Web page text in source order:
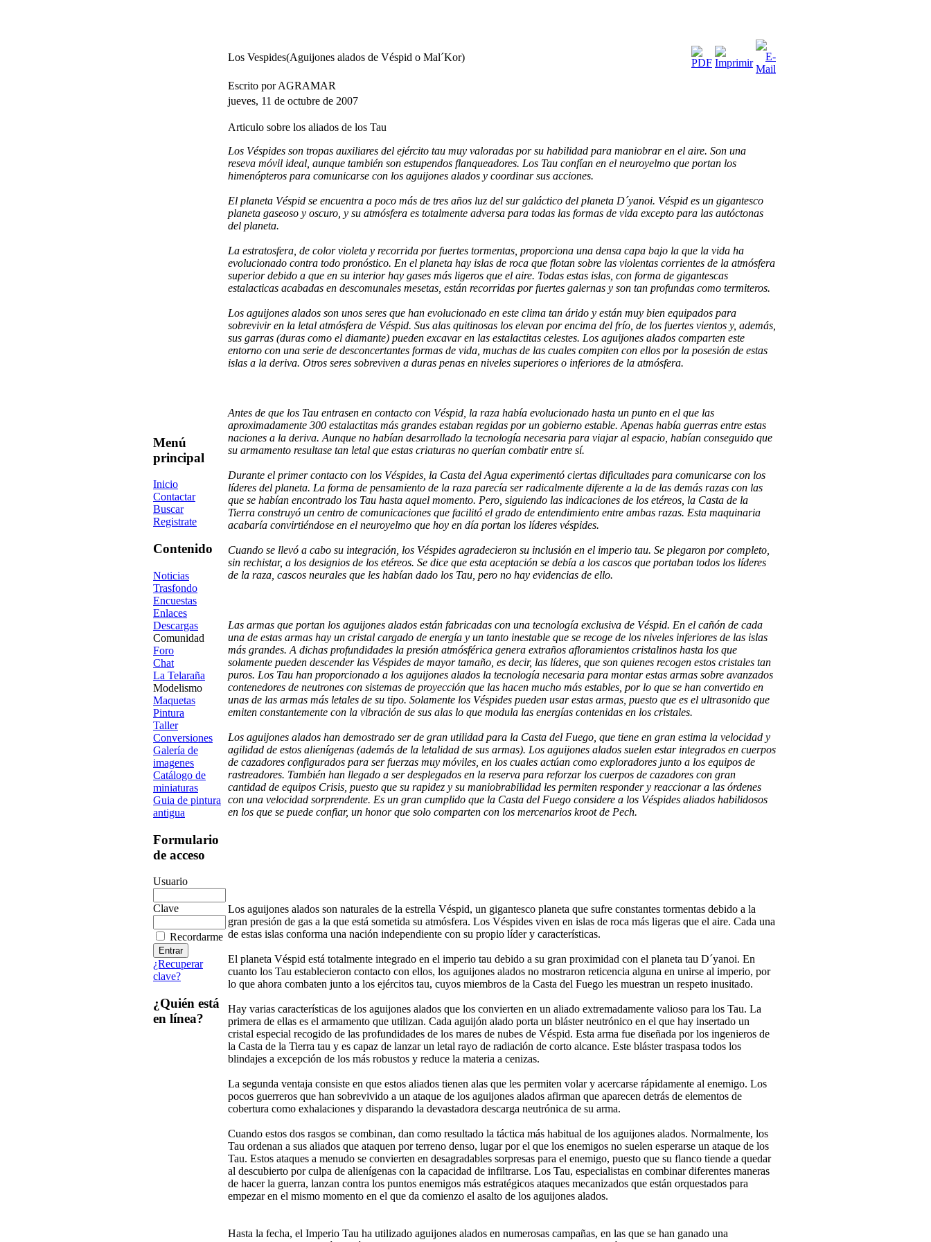
Menú
principal
Inicio
Contactar
Buscar
Registrate
Contenido
Noticias
Trasfondo
Encuestas
Enlaces
Descargas
Comunidad
Foro
Chat
La Telaraña
Modelismo
Maquetas
Pintura
Taller
Conversiones
Galería de
imagenes
Catálogo de
miniaturas
Guia de pintura
antigua
Formulario
de acceso
Usuario
Clave
Recordarme
¿Recuperar
clave?
¿Quién está
en línea?
Los Vespides(Aguijones alados de Véspid o Mal´Kor)
Escrito por AGRAMAR
jueves, 11 de octubre de 2007
Articulo sobre los aliados de los Tau
Los Véspides son tropas auxiliares del ejército tau muy valoradas por su habilidad para maniobrar en el aire. Son una
reseva móvil ideal, aunque también son estupendos flanqueadores. Los Tau confían en el neuroyelmo que portan los
himenópteros para comunicarse con los aguijones alados y coordinar sus acciones.
El planeta Véspid se encuentra a poco más de tres años luz del sur galáctico del planeta D´yanoi. Véspid es un gigantesco
planeta gaseoso y oscuro, y su atmósfera es totalmente adversa para todas las formas de vida excepto para las autóctonas
del planeta.
La estratosfera, de color violeta y recorrida por fuertes tormentas, proporciona una densa capa bajo la que la vida ha
evolucionado contra todo pronóstico. En el planeta hay islas de roca que flotan sobre las violentas corrientes de la atmósfera
superior debido a que en su interior hay gases más ligeros que el aire. Todas estas islas, con forma de gigantescas
estalacticas acabadas en descomunales mesetas, están recorridas por fuertes galernas y son tan profundas como termiteros.
Los aguijones alados son unos seres que han evolucionado en este clima tan árido y están muy bien equipados para
sobrevivir en la letal atmósfera de Véspid. Sus alas quitinosas los elevan por encima del frío, de los fuertes vientos y, además,
sus garras (duras como el diamante) pueden excavar en las estalactitas celestes. Los aguijones alados comparten este
entorno con una serie de desconcertantes formas de vida, muchas de las cuales compiten con ellos por la posesión de estas
islas a la deriva. Otros seres sobreviven a duras penas en niveles superiores o inferiores de la atmósfera.
Antes de que los Tau entrasen en contacto con Véspid, la raza había evolucionado hasta un punto en el que las
aproximadamente 300 estalactitas más grandes estaban regidas por un gobierno estable. Apenas había guerras entre estas
naciones a la deriva. Aunque no habían desarrollado la tecnología necesaria para viajar al espacio, habían conseguido que
su armamento resultase tan letal que estas criaturas no querían combatir entre sí.
Durante el primer contacto con los Véspides, la Casta del Agua experimentó ciertas dificultades para comunicarse con los
líderes del planeta. La forma de pensamiento de la raza parecía ser radicalmente diferente a la de las demás razas con las
que se habían encontrado los Tau hasta aquel momento. Pero, siguiendo las indicaciones de los etéreos, la Casta de la
Tierra construyó un centro de comunicaciones que facilitó el grado de entendimiento entre ambas razas. Esta maquinaria
acabaría convirtiéndose en el neuroyelmo que hoy en día portan los líderes véspides.
Cuando se llevó a cabo su integración, los Véspides agradecieron su inclusión en el imperio tau. Se plegaron por completo,
sin rechistar, a los designios de los etéreos. Se dice que esta aceptación se debía a los cascos que portaban todos los líderes
de la raza, cascos neurales que les habían dado los Tau, pero no hay evidencias de ello.
Las armas que portan los aguijones alados están fabricadas con una tecnología exclusiva de Véspid. En el cañón de cada
una de estas armas hay un cristal cargado de energía y un tanto inestable que se recoge de los niveles inferiores de las islas
más grandes. A dichas profundidades la presión atmósférica genera extraños afloramientos cristalinos hasta los que
solamente pueden descender las Véspides de mayor tamaño, es decir, las líderes, que son quienes recogen estos cristales tan
puros. Los Tau han proporcionado a los aguijones alados la tecnología necesaria para montar estas armas sobre avanzados
contenedores de neutrones con sistemas de proyección que las hacen mucho más estables, por lo que se han convertido en
unas de las armas más letales de su tipo. Solamente los Véspides pueden usar estas armas, puesto que es el ultrasonido que
emiten constantemente con la vibración de sus alas lo que modula las energías contenidas en los cristales.
Los aguijones alados han demostrado ser de gran utilidad para la Casta del Fuego, que tiene en gran estima la velocidad y
agilidad de estos alienígenas (además de la letalidad de sus armas). Los aguijones alados suelen estar integrados en cuerpos
de cazadores configurados para ser fuerzas muy móviles, en los cuales actúan como exploradores junto a los equipos de
rastreadores. También han llegado a ser desplegados en la reserva para reforzar los cuerpos de cazadores con gran
cantidad de equipos Crisis, puesto que su rapidez y su maniobrabilidad les permiten responder y reaccionar a las órdenes
con una velocidad sorprendente. Es un gran cumplido que la Casta del Fuego considere a los Véspides aliados habilidosos
en los que se puede confiar, un honor que solo comparten con los mercenarios kroot de Pech.
Los aguijones alados son naturales de la estrella Véspid, un gigantesco planeta que sufre constantes tormentas debido a la
gran presión de gas a la que está sometida su atmósfera. Los Véspides viven en islas de roca más ligeras que el aire. Cada una
de estas islas conforma una nación independiente con su propio líder y características.
El planeta Véspid está totalmente integrado en el imperio tau debido a su gran proximidad con el planeta tau D´yanoi. En
cuanto los Tau establecieron contacto con ellos, los aguijones alados no mostraron reticencia alguna en unirse al imperio, por
lo que ahora combaten junto a los ejércitos tau, cuyos miembros de la Casta del Fuego les muestran un respeto inusitado.
Hay varias características de los aguijones alados que los convierten en un aliado extremadamente valioso para los Tau. La
primera de ellas es el armamento que utilizan. Cada aguijón alado porta un bláster neutrónico en el que hay insertado un
cristal especial recogido de las profundidades de los mares de nubes de Véspid. Esta arma fue diseñada por los ingenieros de
la Casta de la Tierra tau y es capaz de lanzar un letal rayo de radiación de corto alcance. Este bláster traspasa todos los
blindajes a excepción de los más robustos y reduce la materia a cenizas.
La segunda ventaja consiste en que estos aliados tienen alas que les permiten volar y acercarse rápidamente al enemigo. Los
pocos guerreros que han sobrevivido a un ataque de los aguijones alados afirman que aparecen detrás de elementos de
cobertura como exhalaciones y disparando la devastadora descarga neutrónica de su arma.
Cuando estos dos rasgos se combinan, dan como resultado la táctica más habitual de los aguijones alados. Normalmente, los
Tau ordenan a sus aliados que ataquen por terreno denso, lugar por el que los enemigos no suelen esperarse un ataque de los
Tau. Estos ataques a menudo se convierten en desagradables sorpresas para el enemigo, puesto que su flanco tiende a quedar
al descubierto por culpa de alienígenas con la capacidad de infiltrarse. Los Tau, especialistas en combinar diferentes maneras
de hacer la guerra, lanzan contra los puntos enemigos más estratégicos ataques mecanizados que están orquestados para
empezar en el mismo momento en el que da comienzo el asalto de los aguijones alados.
Hasta la fecha, el Imperio Tau ha utilizado aguijones alados en numerosas campañas, en las que se han ganado una